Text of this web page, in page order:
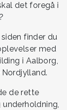
det foregå i
finder du
med
i Aalborg,
de rette